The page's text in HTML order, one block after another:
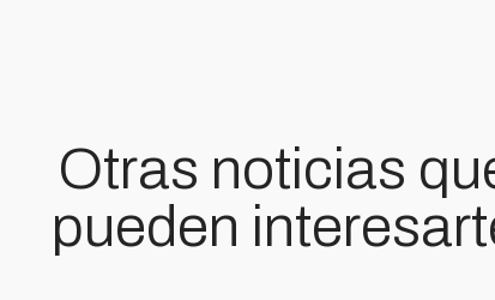
Otras noticias
pueden